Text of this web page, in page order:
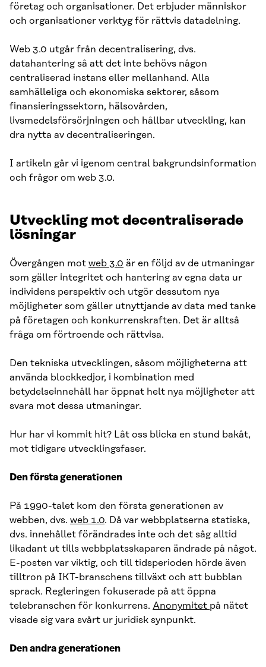
företag och organisationer. Det erbjuder människor
och organisationer verktyg för rättvis datadelning.
Web 3.0 utgår från decentralisering, dvs.
datahantering så att det inte behövs någon
centraliserad instans eller mellanhand. Alla
samhälleliga och ekonomiska sektorer, såsom
finansieringssektorn, hälsovården,
livsmedelsförsörjningen och hållbar utveckling, kan
dra nytta av decentraliseringen.
I artikeln går vi igenom central bakgrundsinformation
och frågor om web 3.0.
Utveckling mot decentraliserade
lösningar
Övergången mot web 3.0 är en följd av de utmaningar
som gäller integritet och hantering av egna data ur
individens perspektiv och utgör dessutom nya
möjligheter som gäller utnyttjande av data med tanke
på företagen och konkurrenskraften. Det är alltså
fråga om förtroende och rättvisa.
Den tekniska utvecklingen, såsom möjligheterna att
använda blockkedjor, i kombination med
betydelseinnehåll har öppnat helt nya möjligheter att
svara mot dessa utmaningar.
Hur har vi kommit hit? Låt oss blicka en stund bakåt,
mot tidigare utvecklingsfaser.
Den första generationen
På 1990-talet kom den första generationen av
webben, dvs. web 1.0. Då var webbplatserna statiska,
dvs. innehållet förändrades inte och det såg alltid
likadant ut tills webbplatsskaparen ändrade på något.
E-posten var viktig, och till tidsperioden hörde även
tilltron på IKT-branschens tillväxt och att bubblan
sprack. Regleringen fokuserade på att öppna
telebranschen för konkurrens. Anonymitet på nätet
visade sig vara svårt ur juridisk synpunkt.
Den andra generationen